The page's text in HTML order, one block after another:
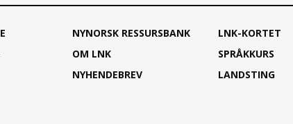
NYNORSK RESSURSBANK
OM LNK
NYHENDEBREV
LNK-KORTET
SPRÅKKURS
LANDSTING